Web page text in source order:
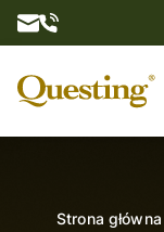
Strona główna